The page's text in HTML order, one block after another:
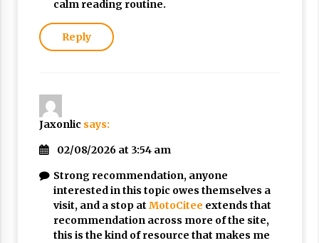
calm reading routine.
Reply
Jaxonlic says:
02/08/2026 at 3:54 am
Strong recommendation, anyone
interested in this topic owes themselves a
visit, and a stop at MotoCitee extends that
recommendation across more of the site,
this is the kind of resource that makes me